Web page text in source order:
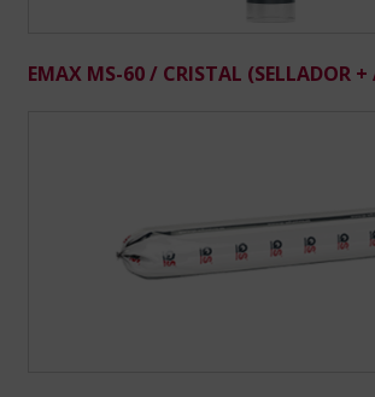
EMAX MS-60 / CRISTAL (SELLADOR +